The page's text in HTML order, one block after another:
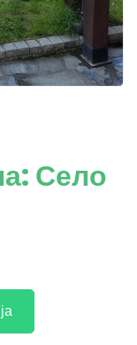
Село